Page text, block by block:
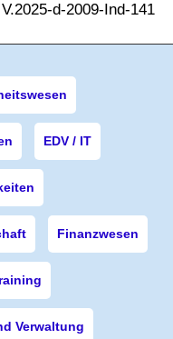
d-2009-Ind-141
EDV / IT
Finanzwesen
Verwaltung